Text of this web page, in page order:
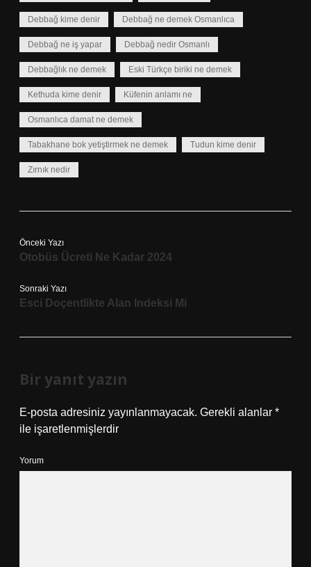
Debbağ kime denir Debbağ ne demek Osmanlıca
Debbağ ne iş yapar Debbağ nedir Osmanlı
Debbağlık ne demek Eski Türkçe biriki ne demek
Kethuda kime denir Küfenin anlamı ne
Osmanlıca damat ne demek
Tabakhane bok yetiştirmek ne demek Tudun kime denir
Zırnık nedir
Önceki Yazı
Otobüs Ücreti Ne Kadar 2024
Sonraki Yazı
Esci Doçentlikte Alan Indeksi Mi
Bir yanıt yazın
E-posta adresiniz yayınlanmayacak. Gerekli alanlar *
ile işaretlenmişlerdir
Yorum